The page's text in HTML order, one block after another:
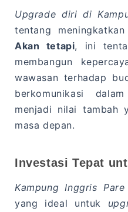
Upgrade diri di
tentang
Akan tetapi, ini
membangun
wawasan terhadap
berkomunikasi
menjadi nilai tambah
masa depan.
Investasi Tepat
Kampung Inggris Pare
yang ideal untuk